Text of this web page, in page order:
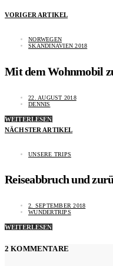
VORIGER ARTIKEL
NORWEGEN
SKANDINAVIEN 2018
Mit dem Wohnmobil
22. AUGUST 2018
DENNIS
WEITERLESEN
NÄCHSTER ARTIKEL
UNSERE TRIPS
Reiseabbruch und
2. SEPTEMBER 2018
WUNDERTRIPS
WEITERLESEN
2 KOMMENTARE